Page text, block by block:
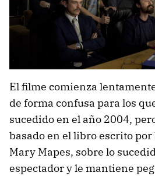
El filme comienza
de forma confusa para los
sucedido en el año 2004,
basado en el libro escrito
Mary Mapes, sobre lo
espectador y le mantiene